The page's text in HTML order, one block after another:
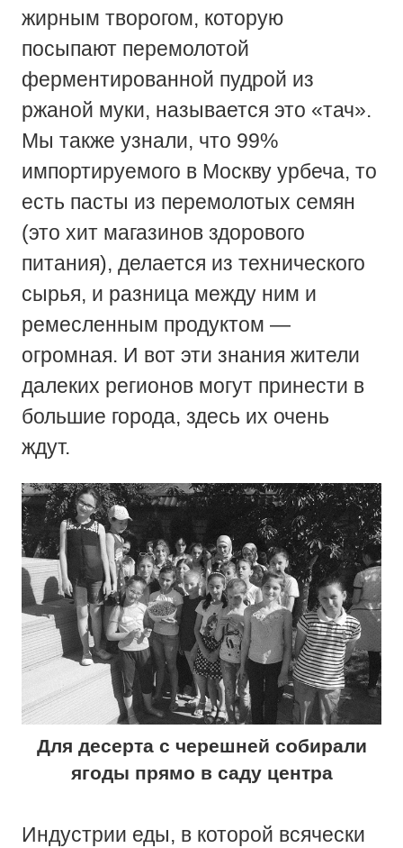
жирным творогом, которую
посыпают перемолотой
ферментированной пудрой из
ржаной муки, называется это «тач».
Мы также узнали, что 99%
импортируемого в Москву урбеча, то
есть пасты из перемолотых семян
(это хит магазинов здорового
питания), делается из технического
сырья, и разница между ним и
ремесленным продуктом —
огромная. И вот эти знания жители
далеких регионов могут принести в
большие города, здесь их очень
ждут.
Для десерта с черешней собирали
ягоды прямо в саду центра
Индустрии еды, в которой всячески